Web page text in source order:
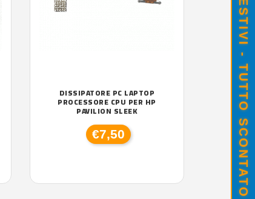
DISSIPATORE PC LAPTOP
PROCESSORE CPU PER HP
PAVILION SLEEK
€7,50
SALDI ESTIVI - TUTTO SCONTATO